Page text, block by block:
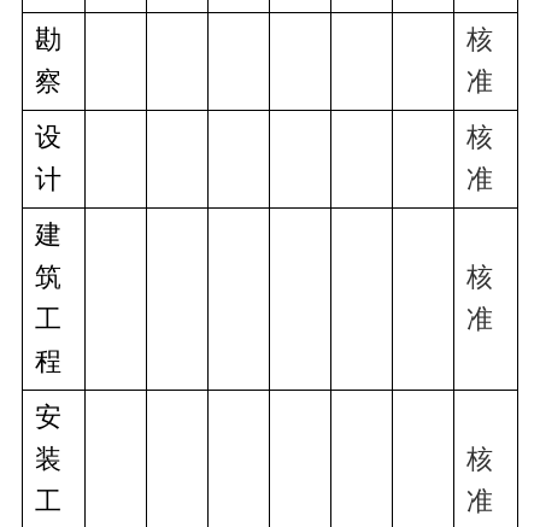
勘
察
核
准
设
计
核
准
建
筑
工
程
核
准
安
装
工
核
准